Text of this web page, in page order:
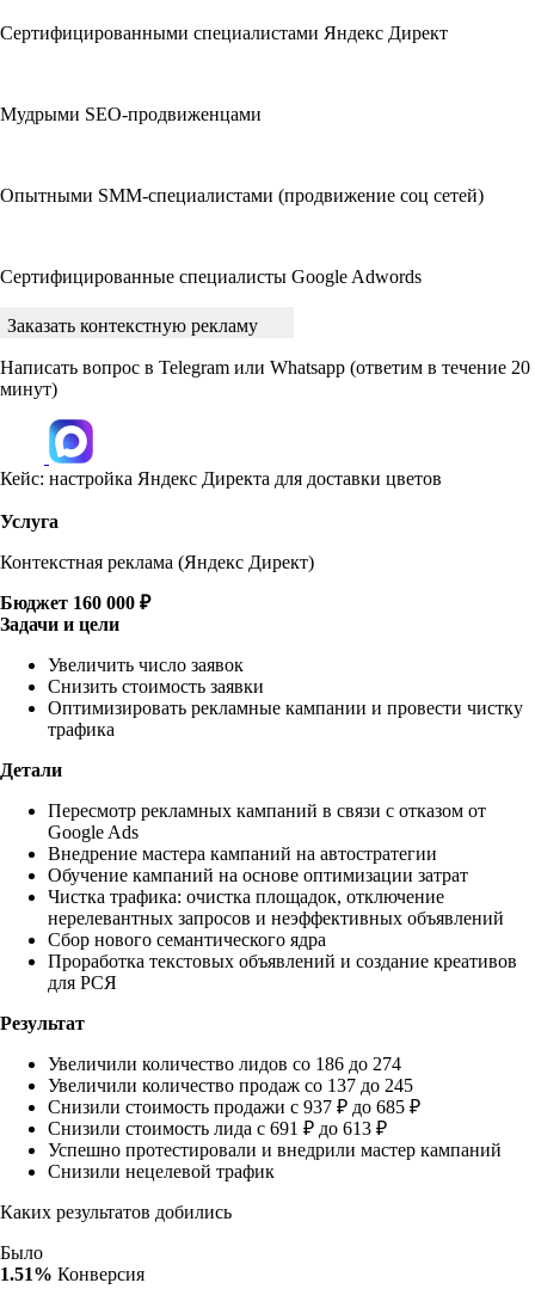
Сертифицированными специалистами Яндекс Директ
Мудрыми SEO-продвиженцами
Опытными SMM-специалистами (продвижение соц сетей)
Сертифицированные специалисты Google Adwords
Заказать контекстную рекламу
Написать вопрос в Telegram или Whatsapp (ответим в течение 20
минут)
Кейс: настройка Яндекс Директа для доставки цветов
Услуга
Контекстная реклама (Яндекс Директ)
Бюджет 160 000 ₽
Задачи и цели
Увеличить число заявок
Снизить стоимость заявки
Оптимизировать рекламные кампании и провести чистку
трафика
Детали
Пересмотр рекламных кампаний в связи с отказом от
Google Ads
Внедрение мастера кампаний на автостратегии
Обучение кампаний на основе оптимизации затрат
Чистка трафика: очистка площадок, отключение
нерелевантных запросов и неэффективных объявлений
Сбор нового семантического ядра
Проработка текстовых объявлений и создание креативов
для РСЯ
Результат
Увеличили количество лидов со 186 до 274
Увеличили количество продаж со 137 до 245
Снизили стоимость продажи с 937 ₽ до 685 ₽
Снизили стоимость лида с 691 ₽ до 613 ₽
Успешно протестировали и внедрили мастер кампаний
Снизили нецелевой трафик
Каких результатов добились
Было
1.51% Конверсия